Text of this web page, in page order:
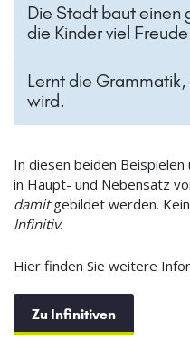
Die Stadt baut
die Kinder viel
Lernt die
wird.
In diesen beiden
in Haupt- und Nebensatz
damitgebildet werden.
Infinitiv.
Hier finden Sie weitere
Zu Infinitiven